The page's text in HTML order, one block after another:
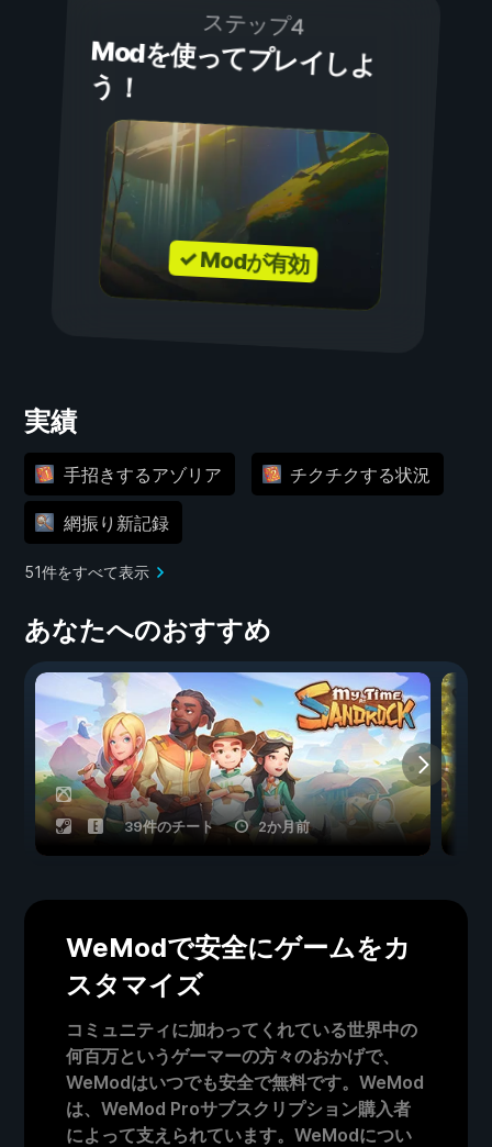
ステップ4
Modを使ってプレイしよ
う！
✓ Modが有効
実績
手招きするアゾリア チクチクする状況
網振り新記録
51件をすべて表示
あなたへのおすすめ
39件のチート 2か月前
WeModで安全にゲームをカ
スタマイズ
コミュニティに加わってくれている世界中の
何百万というゲーマーの方々のおかげで、
WeModはいつでも安全で無料です。WeMod
は、WeMod Proサブスクリプション購入者
によって支えられています。WeModについ